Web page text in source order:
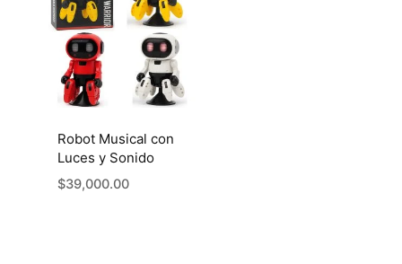
Robot Musical con
Luces y Sonido
$39,000.00